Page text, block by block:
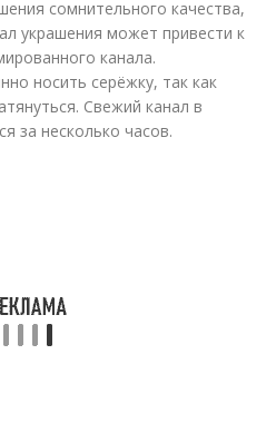
сомнительного качества,
украшения может привести к
канала.
носить серёжку, так как
Свежий канал в
за несколько часов.